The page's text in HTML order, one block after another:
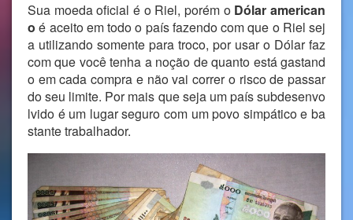
Sua moeda oficial é o Riel, porém o Dólar american
o é aceito em todo o país fazendo com que o Riel sej
a utilizando somente para troco, por usar o Dólar faz
com que você tenha a noção de quanto está gastand
o em cada compra e não vai correr o risco de passar
do seu limite. Por mais que seja um país subdesenvo
lvido é um lugar seguro com um povo simpático e ba
stante trabalhador.